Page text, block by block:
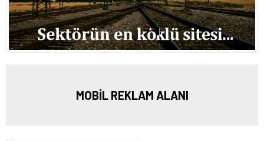
MOBİL REKLAM ALANI